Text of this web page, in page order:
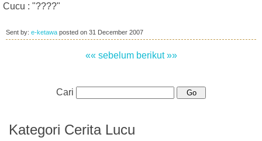
Cucu : "????"
Sent by: e-ketawa posted on 31 December 2007
«« sebelum berikut »»
Cari
Kategori Cerita Lucu